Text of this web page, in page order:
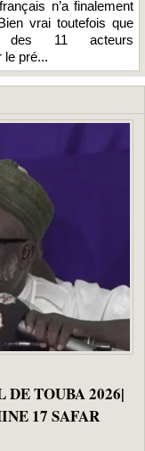
n’a finalement
vrai toutefois que
des 11 acteurs
le pré...
DE TOUBA 2026|
17 SAFAR